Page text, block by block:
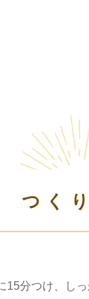
つく
15分つけ、し